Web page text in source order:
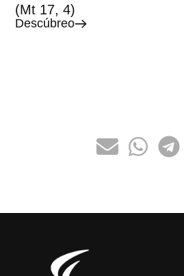
(Mt 17, 4)
Descúbreo